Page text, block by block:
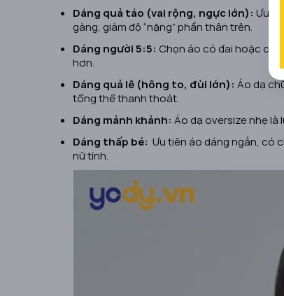
Dáng quả táo (vai rộng, ngực lớn): Ưu
gàng, giảm độ “nặng” phần thân trên.
Dáng người 5:5: Chọn áo có đai hoặc
hơn.
Dáng quả lê (hông to, đùi lớn): Áo dạ
tổng thể thanh thoát.
Dáng mảnh khảnh: Áo dạ oversize nhẹ là
Dáng thấp bé: Ưu tiên áo dáng ngắn, có
nữ tính.